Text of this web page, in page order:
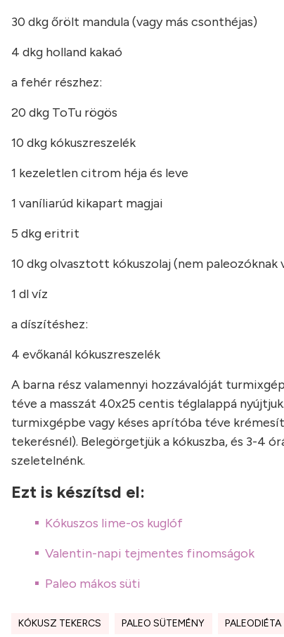
30 dkg őrölt mandula (vagy más csonthéjas)
4 dkg holland kakaó
a fehér részhez:
20 dkg ToTu rögös
10 dkg kókuszreszelék
1 kezeletlen citrom héja és leve
1 vaníliarúd kikapart magjai
5 dkg eritrit
10 dkg olvasztott kókuszolaj (nem paleozóknak
1 dl víz
a díszítéshez:
4 evőkanál kókuszreszelék
A barna rész valamennyi hozzávalóját
téve a masszát 40x25 centis téglalappá
turmixgépbe vagy késes aprítóba téve
tekerésnél). Belegörgetjük a kókuszba, és 3-4
szeletelnénk.
Ezt is készítsd el:
Kókuszos lime-os kuglóf
Valentin-napi tejmentes finomságok
Paleo mákos süti
KÓKUSZ TEKERCS PALEO SÜTEMÉNY PALEODIÉTA